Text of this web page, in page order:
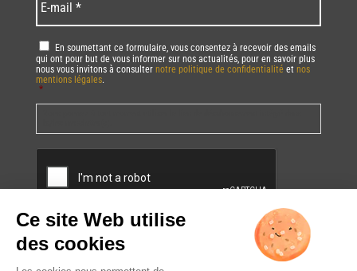
mail *
RGPD *
En soumettant ce formulaire, vous consentez à recevoir des emails
qui ont pour but de vous informer sur nos actualités, pour en savoir plus
nous vous invitons à consulter notre politique de confidentialité et nos
mentions légales.
*